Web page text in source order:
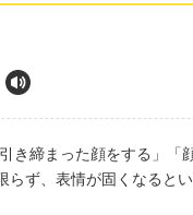
締まった顔をする」「
らず、表情が固くなると